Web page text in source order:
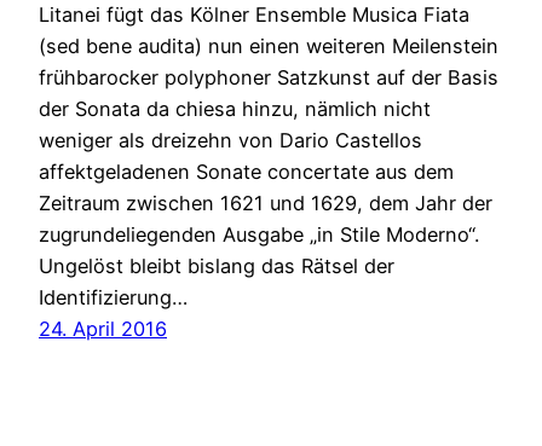
Litanei fügt das Kölner Ensemble Musica Fiata
(sed bene audita) nun einen weiteren Meilenstein
frühbarocker polyphoner Satzkunst auf der Basis
der Sonata da chiesa hinzu, nämlich nicht
weniger als dreizehn von Dario Castellos
affektgeladenen Sonate concertate aus dem
Zeitraum zwischen 1621 und 1629, dem Jahr der
zugrundeliegenden Ausgabe „in Stile Moderno“.
Ungelöst bleibt bislang das Rätsel der
Identifizierung…
24. April 2016